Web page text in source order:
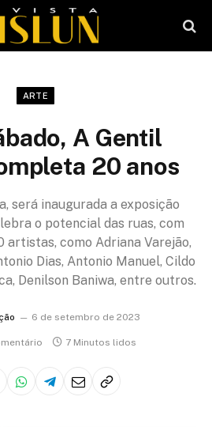
ARTE
A Gentil
20 anos
será inaugurada a exposição
o potencial das ruas, com
artistas, como Adriana Varejão,
Dias, Antonio Manuel, Cildo
Denilson Baniwa, entre outros.
6 de setembro de 2023
7 Minutos lidos